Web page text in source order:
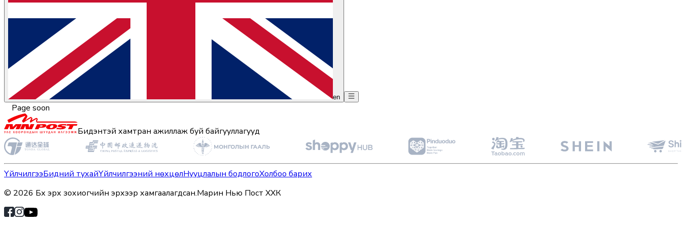
en
Page soon
Бидэнтэй хамтран ажиллаж буй байгууллагууд
ҮйлчилгээБидний тухайҮйлчилгээний нөхцөлНууцлалын бодлогоХолбоо барих
© 2026 Бүх эрх зохиогчийн эрхээр хамгаалагдсан.Марин Нью Пост ХХК